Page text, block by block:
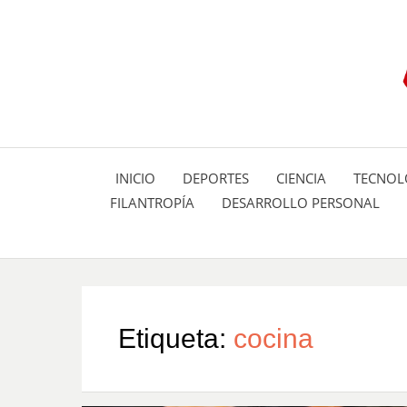
INICIO DEPORTES CIENCIA
FILANTROPÍA
DESARROLLO PERSONAL
Etiqueta: cocina